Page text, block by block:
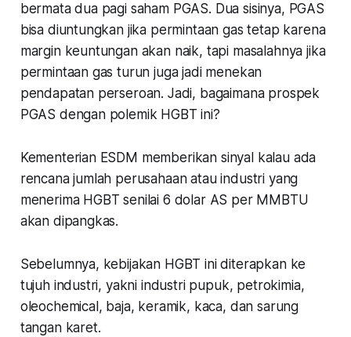
bermata dua pagi saham PGAS. Dua sisinya, PGAS
bisa diuntungkan jika permintaan gas tetap karena
margin keuntungan akan naik, tapi masalahnya jika
permintaan gas turun juga jadi menekan
pendapatan perseroan. Jadi, bagaimana prospek
PGAS dengan polemik HGBT ini?
Kementerian ESDM memberikan sinyal kalau ada
rencana jumlah perusahaan atau industri yang
menerima HGBT senilai 6 dolar AS per MMBTU
akan dipangkas.
Sebelumnya, kebijakan HGBT ini diterapkan ke
tujuh industri, yakni industri pupuk, petrokimia,
oleochemical, baja, keramik, kaca, dan sarung
tangan karet.